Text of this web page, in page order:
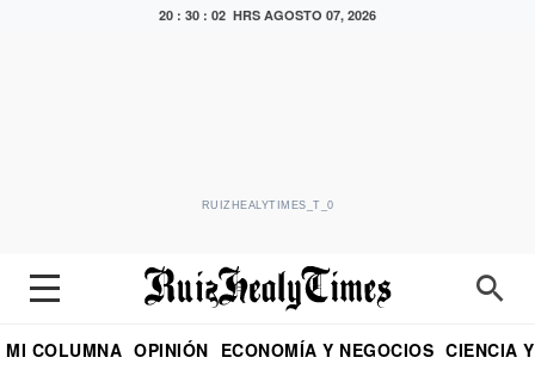
20 : 30 : 03 HRS AGOSTO 07, 2026
RUIZHEALYTIMES_T_0
MI COLUMNA OPINIÓN ECONOMÍA Y NEGOCIOS CIENCIA